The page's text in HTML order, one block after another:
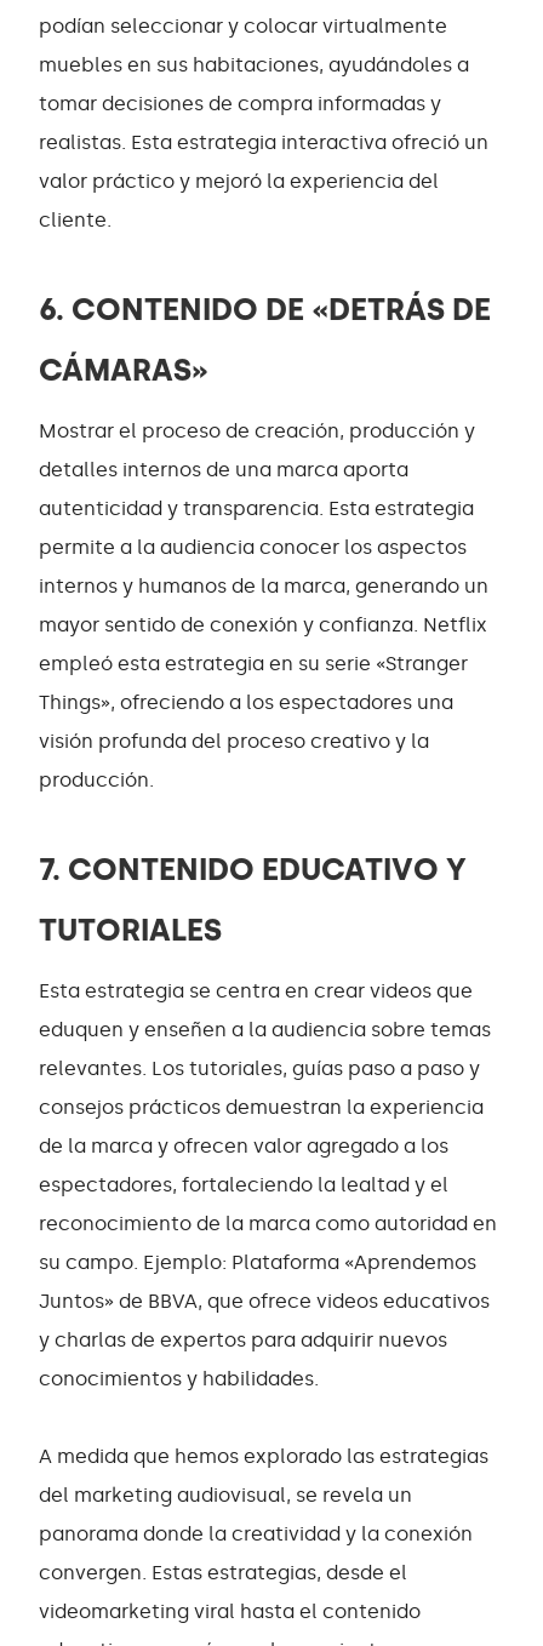
podían seleccionar y colocar virtualmente
muebles en sus habitaciones, ayudándoles a
tomar decisiones de compra informadas y
realistas. Esta estrategia interactiva ofreció un
valor práctico y mejoró la experiencia del
cliente.
6. CONTENIDO DE «DETRÁS DE
CÁMARAS»
Mostrar el proceso de creación, producción y
detalles internos de una marca aporta
autenticidad y transparencia. Esta estrategia
permite a la audiencia conocer los aspectos
internos y humanos de la marca, generando un
mayor sentido de conexión y confianza. Netflix
empleó esta estrategia en su serie «Stranger
Things», ofreciendo a los espectadores una
visión profunda del proceso creativo y la
producción.
7. CONTENIDO EDUCATIVO Y
TUTORIALES
Esta estrategia se centra en crear videos que
eduquen y enseñen a la audiencia sobre temas
relevantes. Los tutoriales, guías paso a paso y
consejos prácticos demuestran la experiencia
de la marca y ofrecen valor agregado a los
espectadores, fortaleciendo la lealtad y el
reconocimiento de la marca como autoridad en
su campo. Ejemplo: Plataforma «Aprendemos
Juntos» de BBVA, que ofrece videos educativos
y charlas de expertos para adquirir nuevos
conocimientos y habilidades.
A medida que hemos explorado las estrategias
del marketing audiovisual, se revela un
panorama donde la creatividad y la conexión
convergen. Estas estrategias, desde el
videomarketing viral hasta el contenido